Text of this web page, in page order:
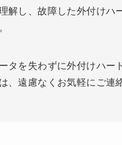
解し、故障した外付けハ
タを失わずに外付けハー
、遠慮なくお気軽にご連